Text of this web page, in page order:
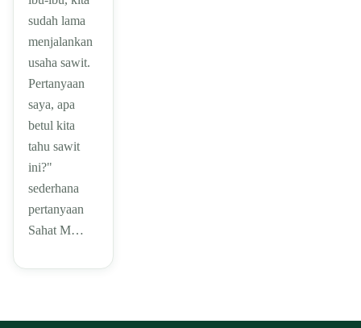
sudah lama
menjalankan
usaha sawit.
Pertanyaan
saya, apa
betul kita
tahu sawit
ini?"
sederhana
pertanyaan
Sahat M…